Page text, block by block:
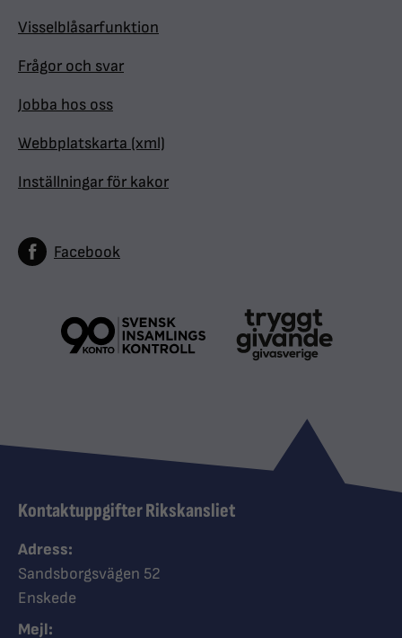
Visselblåsarfunktion
Frågor och svar
Jobba hos oss
Webbplatskarta (xml)
Inställningar för kakor
Facebook
Kontaktuppgifter Rikskansliet
Adress:
Sandsborgsvägen 52
Enskede
Mejl: